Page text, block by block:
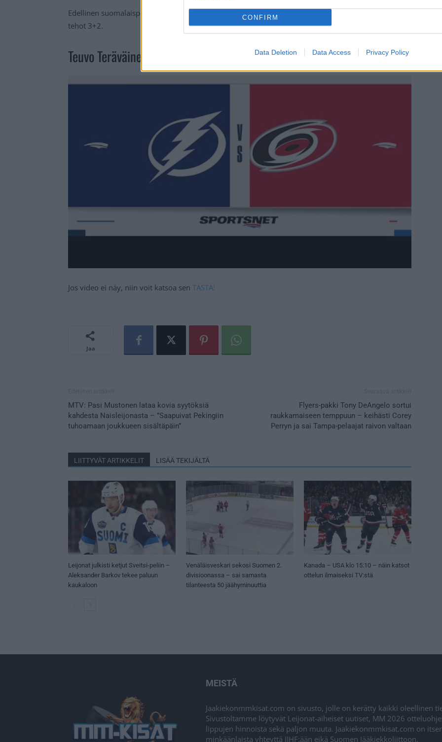
CONFIRM
Data Deletion Data Access Privacy Policy
Edellinen suomalaispelaajan viiden pisteen ilta on joulukuun lopulta, kun Aleksander Barkov
tehot 3+2.
Teuvo Teräväinen iski hattutempun
Jos video ei näy, niin voit katsoa sen TÄSTÄ!
Jaa
MTV: Pasi Mustonen lataa kovia syytöksiä
kahdesta Naisleijonasta – ”Saapuivat Pekingiin
tuhoamaan joukkueen sisältäpäin”
Flyers-pakki Tony DeAngelo sortui
raukkamaiseen temppuun – keihästi Corey
Perryn ja sai Tampa-pelaajat raivon valtaan
LIITTYVÄT ARTIKKELIT LISÄÄ TEKIJÄLTÄ
Leijonat julkisti ketjut Sveitsi-peliin –
Aleksander Barkov tekee paluun
kaukaloon
Venäläisveskari sekosi Suomen 2.
divisioonassa – sai samasta
tilanteesta 50 jäähyminuuttia
Kanada – USA klo 15:10 – näin katsot
ottelun ilmaiseksi TV:stä
MEISTÄ
Jaakiekonmmkisat.com on sivusto, jolle on kerätty kaikki oleellinen
Sivustoltamme löytyvät Leijonat-aiheiset uutiset, MM 2026
lippujen hinnoista sekä paljon muuta. Jaakiekonmmkisat.com on
minkäänlaista yhteyttä IIHF:ään eikä Suomen Jääkiekkoliittoon.